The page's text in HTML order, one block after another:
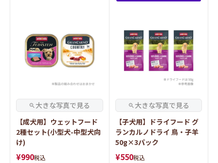
【成犬用】ウェットフード
2種セット(小型犬-中型犬向
け)
¥990税込
【子犬用】ドライフード グ
ランカルノドライ 鳥・子羊
50g×3パック
¥550税込